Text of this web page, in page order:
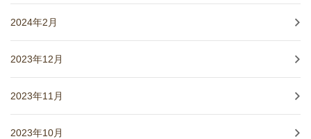
2024年2月
2023年12月
2023年11月
2023年10月